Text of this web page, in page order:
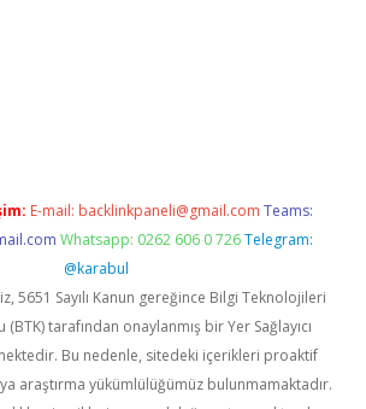
E-mail: backlinkpaneli@gmail.com Teams:
Whatsapp: 0262 606 0 726 Telegram:
@karabul
5651 Sayılı Kanun gereğince Bilgi Teknolojileri
tarafından onaylanmış bir Yer Sağlayıcı
Bu nedenle, sitedeki içerikleri proaktif
araştırma yükümlülüğümüz bulunmamaktadır.